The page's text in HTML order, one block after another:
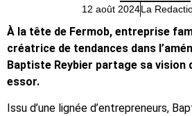
12 août 2024La
À la tête de Fermob, entreprise
créatrice de tendances dans
Baptiste Reybier partage sa vision
essor.
Issu d’une lignée d’entrepreneurs,